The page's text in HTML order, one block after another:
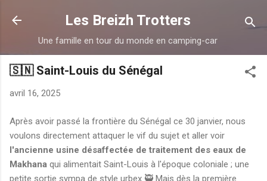
Accéder au contenu principal
Les Breizh Trotters
Une famille en tour du monde en camping-car
🇸🇳 Saint-Louis du Sénégal
avril 16, 2025
Après avoir passé la frontière du Sénégal ce 30 janvier, nous
voulons directement attaquer le vif du sujet et aller voir
l'ancienne usine désaffectée de traitement des eaux de
Makhana qui alimentait Saint-Louis à l'époque coloniale ; une
petite sortie sympa de style urbex 🥷 Mais dès la première